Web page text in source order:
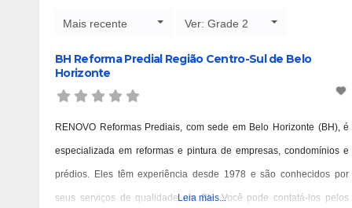
Mais recente Ver: Grade 2
BH Reforma Predial Região Centro-Sul de Belo
Horizonte
RENOVO Reformas Prediais, com sede em Belo Horizonte (BH), é
especializada em reformas e pintura de empresas, condomínios e
prédios. Eles têm experiência desde 1978 e são conhecidos por
seus serviços de qualidade em BH. Você pode contatá-los pelos
Leia mais...